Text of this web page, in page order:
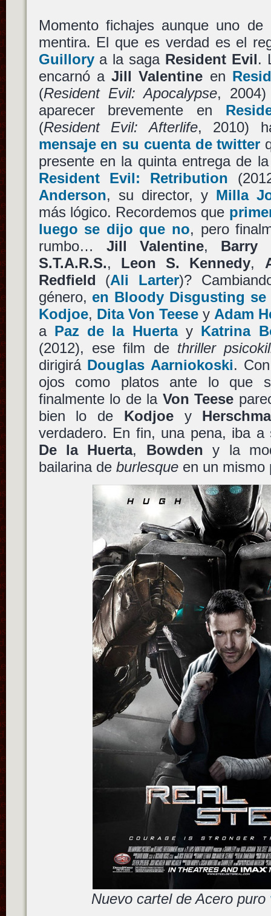
Momento fichajes aunque uno
mentira. El que es verdad es el
Guillorya la saga Resident Evil.
encarnó aJill Valentine en
(Resident Evil: Apocalypse,
aparecer brevemente en
(Resident Evil: Afterlife, 2010)
mensaje en su cuenta de twitter
presente en la quinta entrega de
Resident Evil: Retribution
Anderson, su director, y Milla
más lógico. Recordemos que
luego se dijo que no, pero
rumbo… Jill Valentine, Barry
S.T.A.R.S., Leon S. Kennedy,
Redfield (Ali Larter)?
género, en Bloody Disgusting se
Kodjoe, Dita Von Teesey Adam
a Paz de la Huertay Katrina
(2012), ese film de thriller
dirigirá Douglas Aarniokoski.
ojos como platos ante lo que
finalmente lo de la Von Teese
bien lo de Kodjoey
verdadero. En fin, una pena, iba
De la Huerta, Bowden y la
bailarina de burlesqueen un mismo
Nuevo cartel de Acero puro